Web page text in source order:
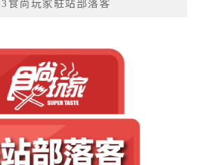
食尚玩家駐站部落客